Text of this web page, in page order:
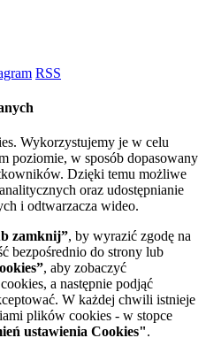
RSS
Wykorzystujemy je w celu
poziomie, w sposób dopasowany
Dzięki temu możliwe
oraz udostępnianie
i odtwarzacza wideo.
zamknij”, by wyrazić zgodę na
bezpośrednio do strony lub
, aby zobaczyć
a następnie podjąć
W każdej chwili istnieje
plików cookies - w stopce
ustawienia Cookies".